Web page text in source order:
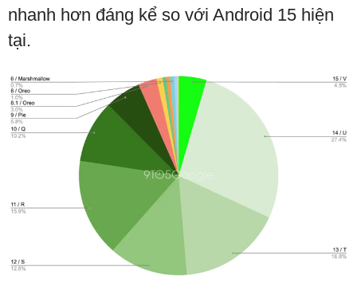
nhanh hơn đáng kể so với Android 15 hiện
tại.